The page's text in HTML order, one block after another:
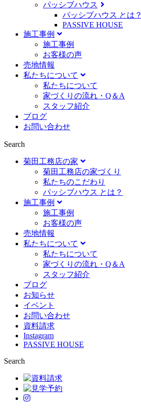
パッシブハウス
パッシブハウス とは？
PASSIVE HOUSE
施工事例
施⼯事例
お客様の声
売地情報
私たちについて
私たちについて
家づくりの流れ・Q＆A
スタッフ紹介
ブログ
お問い合わせ
Search
菊田工務店の家
菊田工務店の家づくり​
私たちのこだわり
パッシブハウス とは？
施工事例
施⼯事例
お客様の声
売地情報
私たちについて
私たちについて
家づくりの流れ・Q＆A
スタッフ紹介
ブログ
お知らせ
イベント
お問い合わせ
資料請求
Instagram
PASSIVE HOUSE
Search